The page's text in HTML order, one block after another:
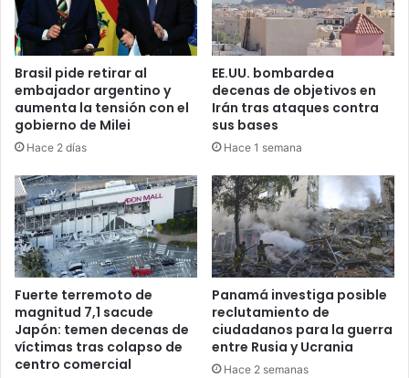
Brasil pide retirar al
embajador argentino y
aumenta la tensión con el
gobierno de Milei
Hace 2 días
EE.UU. bombardea
decenas de objetivos en
Irán tras ataques contra
sus bases
Hace 1 semana
Fuerte terremoto de
magnitud 7,1 sacude
Japón: temen decenas de
víctimas tras colapso de
centro comercial
Panamá investiga posible
reclutamiento de
ciudadanos para la guerra
entre Rusia y Ucrania
Hace 2 semanas